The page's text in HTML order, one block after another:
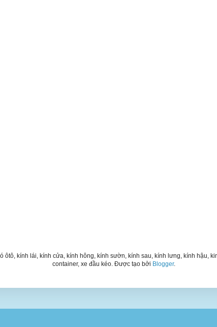
ôtô, kính lái, kính cửa, kính hông, kính sườn, kính sau, kính lưng, kính hậu,
container, xe đầu kéo. Được tạo bởi Blogger.